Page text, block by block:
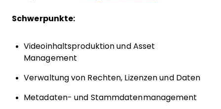
Schwerpunkte:
Videoinhaltsproduktion und Asset
Management
Verwaltung von Rechten, Lizenzen und Daten
Metadaten- und Stammdatenmanagement